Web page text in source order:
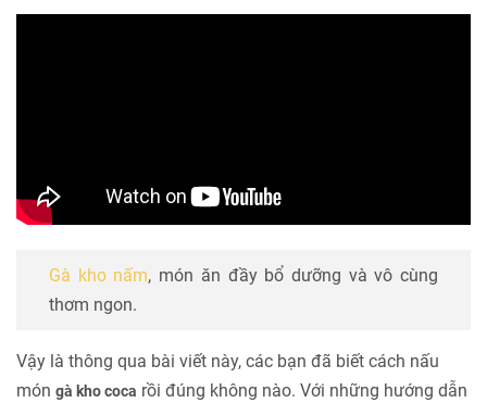
Gà kho nấm, món ăn đầy bổ dưỡng và vô cùng
thơm ngon.
Vậy là thông qua bài viết này, các bạn đã biết cách nấu
món gà kho coca rồi đúng không nào. Với những hướng dẫn